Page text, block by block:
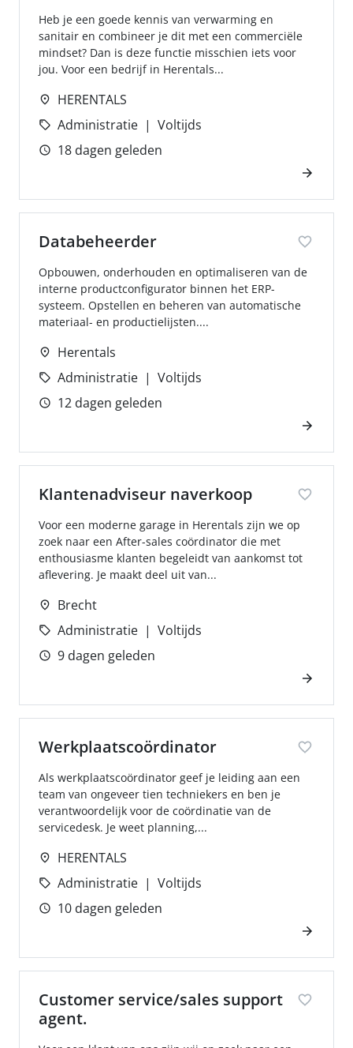
Heb je een goede kennis van verwarming en
sanitair en combineer je dit met een commerciële
mindset? Dan is deze functie misschien iets voor
jou. Voor een bedrijf in Herentals...
HERENTALS
Administratie
Voltijds
18 dagen geleden
Databeheerder
Opbouwen, onderhouden en optimaliseren van de
interne productconfigurator binnen het ERP-
systeem. Opstellen en beheren van automatische
materiaal- en productielijsten....
Herentals
Administratie
Voltijds
12 dagen geleden
Klantenadviseur naverkoop
Voor een moderne garage in Herentals zijn we op
zoek naar een After-sales coördinator die met
enthousiasme klanten begeleidt van aankomst tot
aflevering. Je maakt deel uit van...
Brecht
Administratie
Voltijds
9 dagen geleden
Werkplaatscoördinator
Als werkplaatscoördinator geef je leiding aan een
team van ongeveer tien techniekers en ben je
verantwoordelijk voor de coördinatie van de
servicedesk. Je weet planning,...
HERENTALS
Administratie
Voltijds
10 dagen geleden
Customer service/sales support
agent.